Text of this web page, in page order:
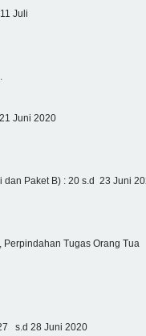
11 Juli
Juni 2020
Paket B) : 20 s.d 23 Juni
Perpindahan Tugas Orang Tua
s.d 28 Juni 2020